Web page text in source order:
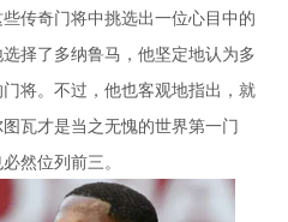
传奇门将中挑选出一位心目中的
择了多纳鲁马，他坚定地认为多
将。不过，他也客观地指出，就
瓦才是当之无愧的世界第一门
然位列前三。